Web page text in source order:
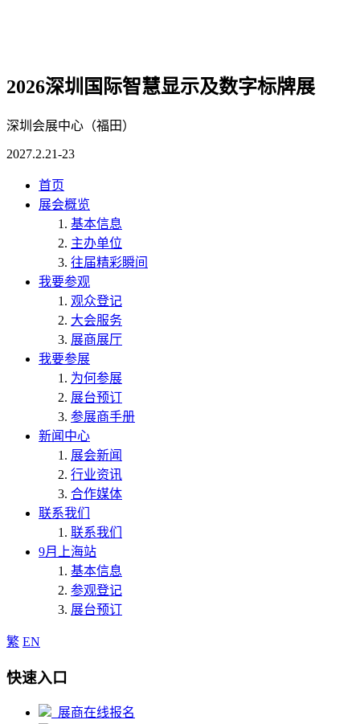
2026深圳国际智慧显示及数字标牌展
深圳会展中心（福田）
2027.2.21-23
首页
展会概览
基本信息
主办单位
往届精彩瞬间
我要参观
观众登记
大会服务
展商展厅
我要参展
为何参展
展台预订
参展商手册
新闻中心
展会新闻
行业资讯
合作媒体
联系我们
联系我们
9月上海站
基本信息
参观登记
展台预订
繁 EN
快速入口
展商在线报名